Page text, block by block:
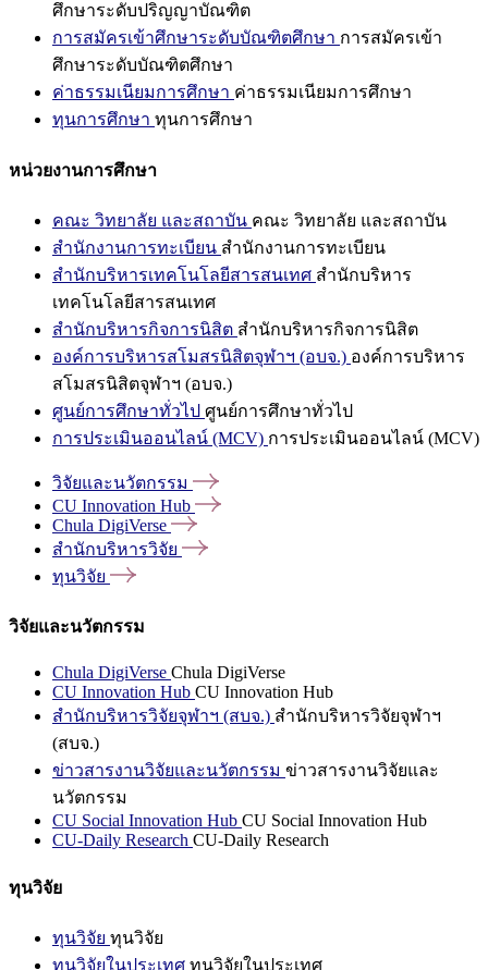
ศึกษาระดับปริญญาบัณฑิต
การสมัครเข้าศึกษาระดับบัณฑิตศึกษา การสมัครเข้า
ศึกษาระดับบัณฑิตศึกษา
ค่าธรรมเนียมการศึกษา ค่าธรรมเนียมการศึกษา
ทุนการศึกษา ทุนการศึกษา
หน่วยงานการศึกษา
คณะ วิทยาลัย และสถาบัน คณะ วิทยาลัย และสถาบัน
สำนักงานการทะเบียน สำนักงานการทะเบียน
สำนักบริหารเทคโนโลยีสารสนเทศ สำนักบริหาร
เทคโนโลยีสารสนเทศ
สำนักบริหารกิจการนิสิต สำนักบริหารกิจการนิสิต
องค์การบริหารสโมสรนิสิตจุฬาฯ (อบจ.) องค์การบริหาร
สโมสรนิสิตจุฬาฯ (อบจ.)
ศูนย์การศึกษาทั่วไป ศูนย์การศึกษาทั่วไป
การประเมินออนไลน์ (MCV) การประเมินออนไลน์ (MCV)
วิจัยและนวัตกรรม
CU Innovation Hub
Chula DigiVerse
สำนักบริหารวิจัย
ทุนวิจัย
วิจัยและนวัตกรรม
Chula DigiVerse Chula DigiVerse
CU Innovation Hub CU Innovation Hub
สำนักบริหารวิจัยจุฬาฯ (สบจ.) สำนักบริหารวิจัยจุฬาฯ
(สบจ.)
ข่าวสารงานวิจัยและนวัตกรรม ข่าวสารงานวิจัยและ
นวัตกรรม
CU Social Innovation Hub CU Social Innovation Hub
CU-Daily Research CU-Daily Research
ทุนวิจัย
ทุนวิจัย ทุนวิจัย
ทุนวิจัยในประเทศ ทุนวิจัยในประเทศ